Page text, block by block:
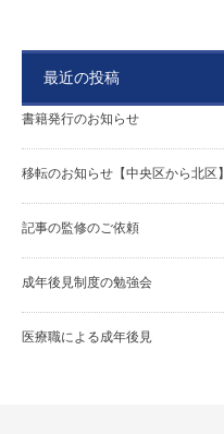
最近の投稿
書籍発行のお知らせ
移転のお知らせ【中央区から北区】
記事の監修のご依頼
成年後見制度の勉強会
医療職による成年後見